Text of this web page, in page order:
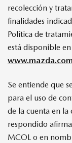
recolección y
finalidades
Política de
está disponible
Se entiende que
para el uso de
de la cuenta en
respondido
MCOL o en